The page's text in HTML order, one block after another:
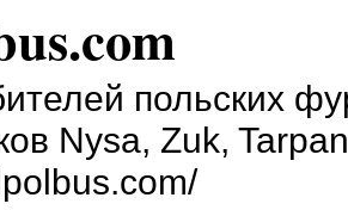
польских
Nysa, Zuk,